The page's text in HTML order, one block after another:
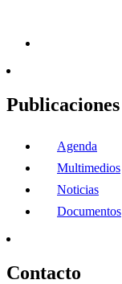
Publicaciones
Agenda
Multimedios
Noticias
Documentos
Contacto